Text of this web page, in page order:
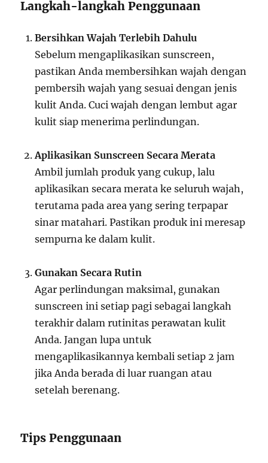
Langkah-langkah Penggunaan
Bersihkan Wajah Terlebih Dahulu
Sebelum mengaplikasikan sunscreen,
pastikan Anda membersihkan wajah dengan
pembersih wajah yang sesuai dengan jenis
kulit Anda. Cuci wajah dengan lembut agar
kulit siap menerima perlindungan.
Aplikasikan Sunscreen Secara Merata
Ambil jumlah produk yang cukup, lalu
aplikasikan secara merata ke seluruh wajah,
terutama pada area yang sering terpapar
sinar matahari. Pastikan produk ini meresap
sempurna ke dalam kulit.
Gunakan Secara Rutin
Agar perlindungan maksimal, gunakan
sunscreen ini setiap pagi sebagai langkah
terakhir dalam rutinitas perawatan kulit
Anda. Jangan lupa untuk
mengaplikasikannya kembali setiap 2 jam
jika Anda berada di luar ruangan atau
setelah berenang.
Tips Penggunaan